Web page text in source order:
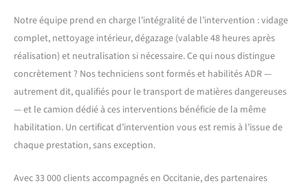
Notre équipe prend en charge l’intégralité de l’intervention : vidage
complet, nettoyage intérieur, dégazage (valable 48 heures après
réalisation) et neutralisation si nécessaire. Ce qui nous distingue
concrètement ? Nos techniciens sont formés et habilités ADR —
autrement dit, qualifiés pour le transport de matières dangereuses
— et le camion dédié à ces interventions bénéficie de la même
habilitation. Un certificat d’intervention vous est remis à l’issue de
chaque prestation, sans exception.
Avec 33 000 clients accompagnés en Occitanie, des partenaires